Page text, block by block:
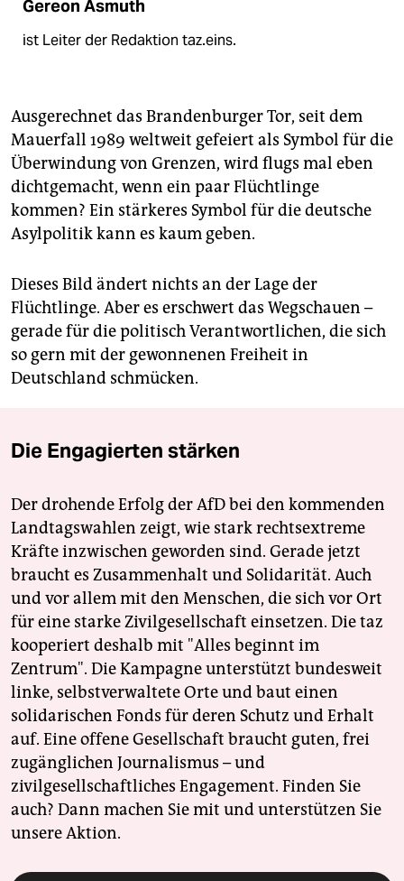
Gereon Asmuth
ist Leiter der Redaktion taz.eins.
Ausgerechnet das Brandenburger Tor, seit dem
Mauerfall 1989 weltweit gefeiert als Symbol für die
Überwindung von Grenzen, wird flugs mal eben
dichtgemacht, wenn ein paar Flüchtlinge
kommen? Ein stärkeres Symbol für die deutsche
Asylpolitik kann es kaum geben.
Dieses Bild ändert nichts an der Lage der
Flüchtlinge. Aber es erschwert das Wegschauen –
gerade für die politisch Verantwortlichen, die sich
so gern mit der gewonnenen Freiheit in
Deutschland schmücken.
Die Engagierten stärken
Der drohende Erfolg der AfD bei den kommenden
Landtagswahlen zeigt, wie stark rechtsextreme
Kräfte inzwischen geworden sind. Gerade jetzt
braucht es Zusammenhalt und Solidarität. Auch
und vor allem mit den Menschen, die sich vor Ort
für eine starke Zivilgesellschaft einsetzen. Die taz
kooperiert deshalb mit "Alles beginnt im
Zentrum". Die Kampagne unterstützt bundesweit
linke, selbstverwaltete Orte und baut einen
solidarischen Fonds für deren Schutz und Erhalt
auf. Eine offene Gesellschaft braucht guten, frei
zugänglichen Journalismus – und
zivilgesellschaftliches Engagement. Finden Sie
auch? Dann machen Sie mit und unterstützen Sie
unsere Aktion.